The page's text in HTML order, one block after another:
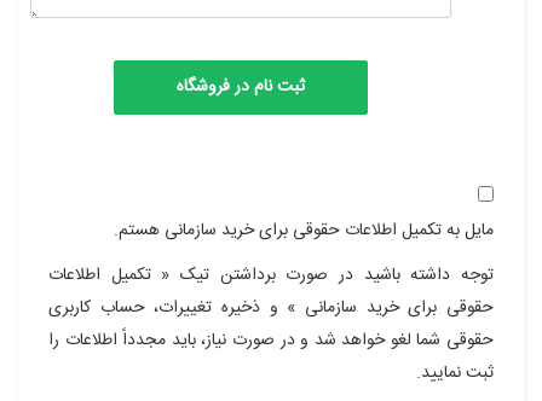
مایل به تکمیل اطلاعات حقوقی برای خرید سازمانی هستم.
توجه داشته باشید در صورت برداشتن تیک « تکمیل اطلاعات
حقوقی برای خرید سازمانی » و ذخیره تغییرات، حساب کاربری
حقوقی شما لغو خواهد شد و در صورت نیاز، باید مجدداً اطلاعات را
ثبت نمایید.